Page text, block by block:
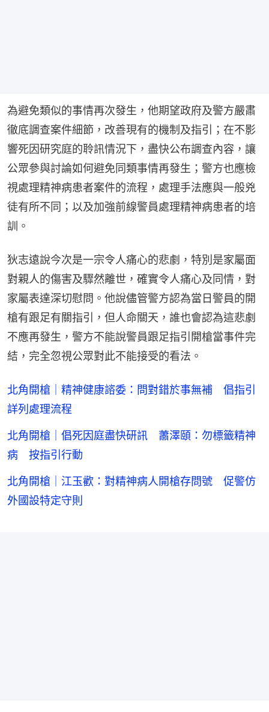
為避免類似的事情再次發生，他期望政府及警方嚴肅
徹底調查案件細節，改善現有的機制及指引；在不影
響死因研究庭的聆訊情況下，盡快公布調查內容，讓
公眾參與討論如何避免同類事情再發生；警方也應檢
視處理精神病患者案件的流程，處理手法應與一般兇
徒有所不同；以及加強前線警員處理精神病患者的培
訓。
狄志遠說今次是一宗令人痛心的悲劇，特別是家屬面
對親人的傷害及驟然離世，確實令人痛心及同情，對
家屬表達深切慰問。他說儘管警方認為當日警員的開
槍有跟足有關指引，但人命關天，誰也會認為這悲劇
不應再發生，警方不能說警員跟足指引開槍當事件完
結，完全忽視公眾對此不能接受的看法。
北角開槍｜精神健康諮委：問對錯於事無補 倡指引
詳列處理流程
北角開槍｜倡死因庭盡快研訊 蕭澤頤：勿標籤精神
病 按指引行動
北角開槍｜江玉歡：對精神病人開槍存問號 促警仿
外國設特定守則